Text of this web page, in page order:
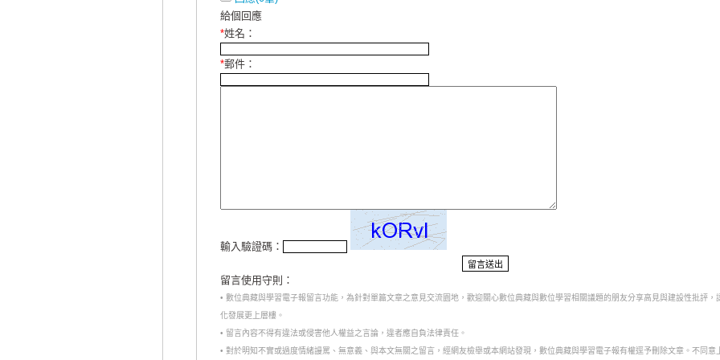
給個回應
*姓名：
*郵件：
輸入驗證碼：
留言使用守則：
• 數位典藏與學習電子報留言功能，為針對單篇文章之意見交流園地，歡迎關心數位典藏與數位學習相關議題的朋友分享高見與建設性批評，
化發展更上層樓。
• 留言內容不得有違法或侵害他人權益之言論，違者應自負法律責任。
• 對於明知不實或過度情緒謾罵、無意義、與本文無關之留言，經網友檢舉或本網站發現，數位典藏與學習電子報有權逕予刪除文章。不同意